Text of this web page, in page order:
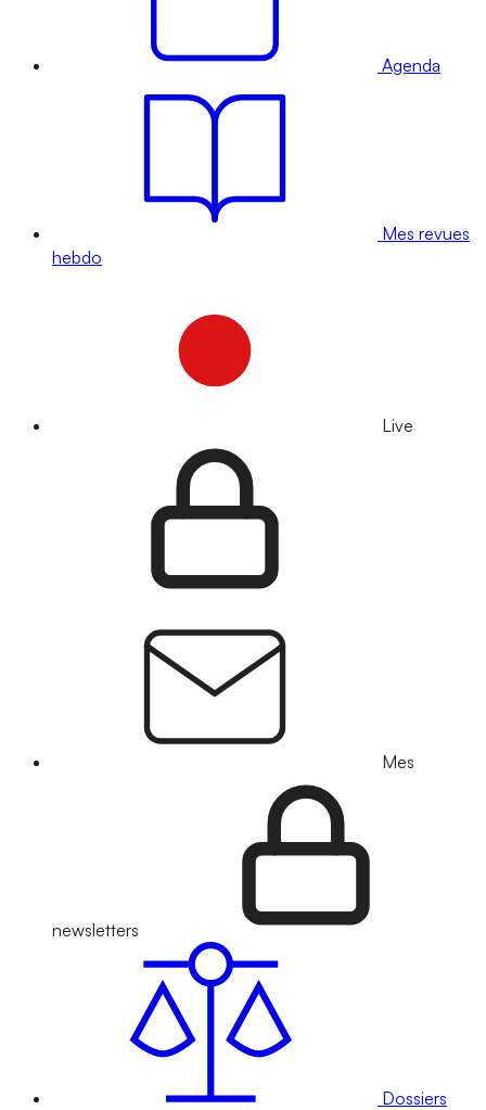
Agenda
Mes revues
hebdo
Live
Mes
newsletters
Dossiers